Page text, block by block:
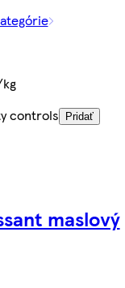
controls
Pridať
maslový